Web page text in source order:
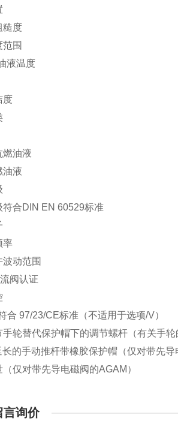
糙度
围
液温度
度
燃油液
油液
符合DIN EN 60529标准
率
波动范围
阀认证
合 97/23/CE标准（不适用于选项/V）
手轮替代保护帽下的调节螺杆（有关手
长的手动推杆带橡胶保护帽（仅对带先导
（仅对带先导电磁阀的AGAM）
言询价